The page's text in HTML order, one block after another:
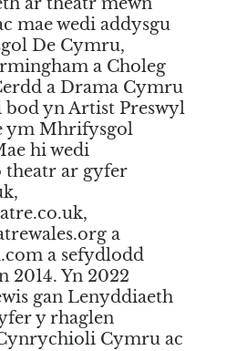
mae wedi addysgu
De Cymru,
a Choleg
a Drama Cymru
bod yn Artist Preswyl
ym Mhrifysgol
hi wedi
theatr ar gyfer
a
a sefydlodd
2014. Yn 2022
gan Lenyddiaeth
y rhaglen
Cymru ac